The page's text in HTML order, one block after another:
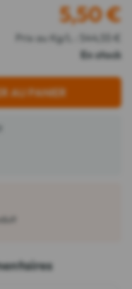
5,50€
Prix au Kg/L : 544,55 €
En stock
AU PANIER